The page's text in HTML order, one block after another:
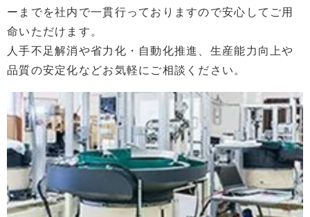
ーまでを社内で一貫行っておりますので安心してご用
命いただけます。
人手不足解消や省力化・自動化推進、生産能力向上や
品質の安定化などお気軽にご相談ください。